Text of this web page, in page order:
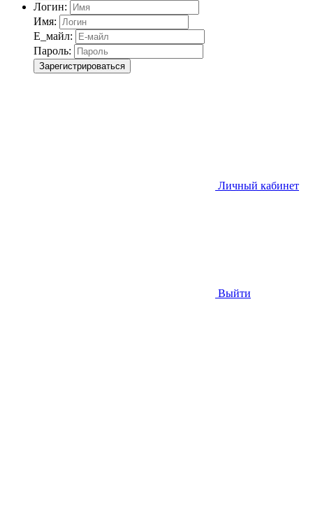
Логин:
Имя:
Е_майл:
Пароль:
Зарегистрироваться
Личный кабинет
Выйти